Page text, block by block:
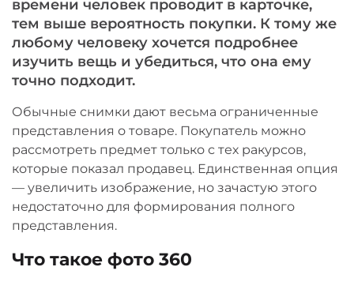
времени человек проводит в карточке,
тем выше вероятность покупки. К тому же
любому человеку хочется подробнее
изучить вещь и убедиться, что она ему
точно подходит.
Обычные снимки дают весьма ограниченные
представления о товаре. Покупатель можно
рассмотреть предмет только с тех ракурсов,
которые показал продавец. Единственная опция
— увеличить изображение, но зачастую этого
недостаточно для формирования полного
представления.
Что такое фото 360